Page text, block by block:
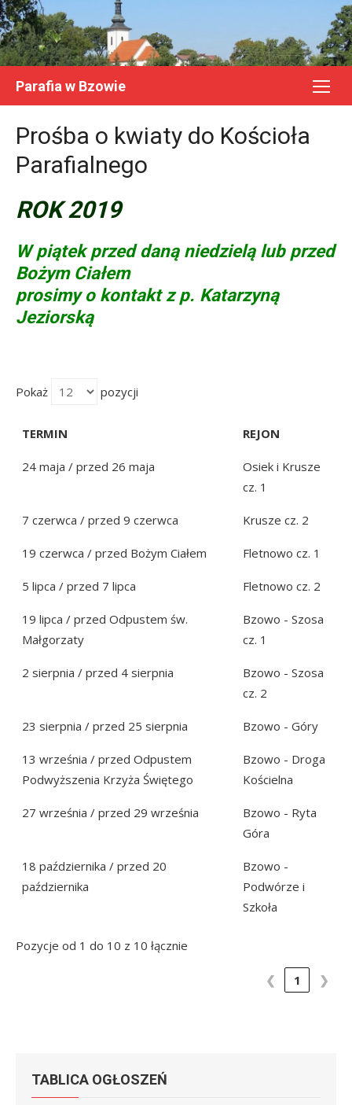
Skip
to
content
Parafia w Bzowie
Prośba o kwiaty do Kościoła
Parafialnego
ROK 2019
W piątek przed daną niedzielą lub przed
Bożym Ciałem
prosimy o kontakt z p. Katarzyną
Jeziorską
Pokaż pozycji
TERMIN REJON
24 maja / przed 26 maja
Osiek i Krusze
cz. 1
7 czerwca / przed 9 czerwca Krusze cz. 2
19 czerwca / przed Bożym Ciałem Fletnowo cz. 1
5 lipca / przed 7 lipca Fletnowo cz. 2
19 lipca / przed Odpustem św.
Małgorzaty
Bzowo - Szosa
cz. 1
2 sierpnia / przed 4 sierpnia
Bzowo - Szosa
cz. 2
23 sierpnia / przed 25 sierpnia Bzowo - Góry
13 września / przed Odpustem
Podwyższenia Krzyża Świętego
Bzowo - Droga
Kościelna
27 września / przed 29 września
Bzowo - Ryta
Góra
18 października / przed 20
października
Bzowo -
Podwórze i
Szkoła
Pozycje od 1 do 10 z 10 łącznie
❮ 1 ❯
TABLICA OGŁOSZEŃ